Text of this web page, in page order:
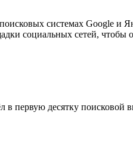
системах Google и
социальных сетей,
первую десятку